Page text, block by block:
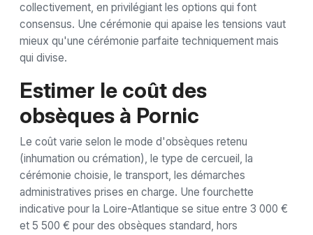
collectivement, en privilégiant les options qui font
consensus. Une cérémonie qui apaise les tensions vaut
mieux qu'une cérémonie parfaite techniquement mais
qui divise.
Estimer le coût des
obsèques à Pornic
Le coût varie selon le mode d'obsèques retenu
(inhumation ou crémation), le type de cercueil, la
cérémonie choisie, le transport, les démarches
administratives prises en charge. Une fourchette
indicative pour la Loire-Atlantique se situe entre 3 000 €
et 5 500 € pour des obsèques standard, hors